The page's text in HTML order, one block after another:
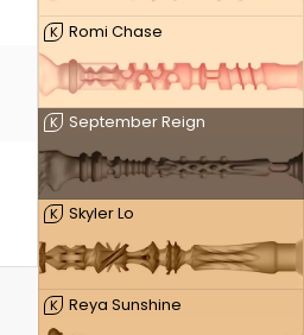
K Romi Chase
K September Reign
K Skyler Lo
K Reya Sunshine